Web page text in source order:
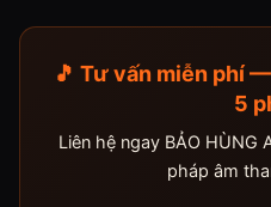
🎵 Tư vấn miễn phí
5
Liên hệ ngay BẢO HÙNG
pháp âm